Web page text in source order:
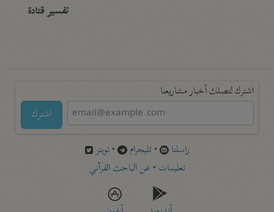
تفسير قتادة
اشترك لتصلك أخبار مشاريعنا
اشترك
راسلنا •تليجرام •تويتر
تعليمات •عن الباحث القرآني